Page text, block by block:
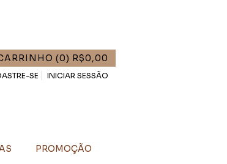
(0) R$0,00
SE INICIAR SESSÃO
PROMOÇÃO